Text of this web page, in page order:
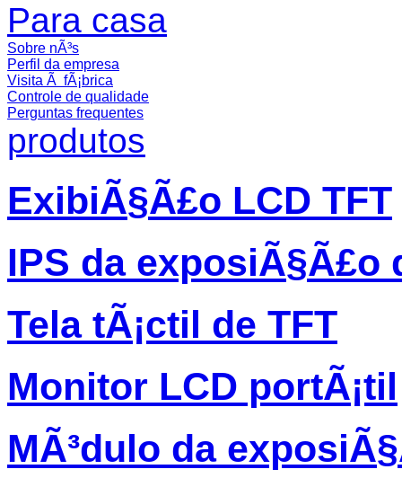
Para casa
Sobre nÃ³s
Perfil da empresa
Visita Ã fÃ¡brica
Controle de qualidade
Perguntas frequentes
produtos
ExibiÃ§Ã£o LCD TFT
IPS da exposiÃ§Ã£o
Tela tÃ¡ctil de TFT
Monitor LCD portÃ¡til
MÃ³dulo da